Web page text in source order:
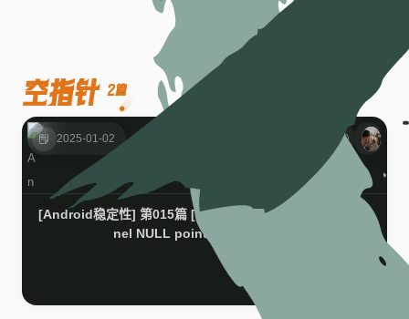
空指针 2篇
2025-01-02
[Android稳定性] 第015篇 [问题篇] Unable to handle ker
nel NULL pointer dereference